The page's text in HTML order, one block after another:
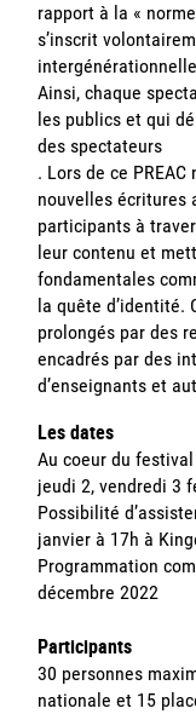
rapport à la «
s’inscrit
Ainsi, chaque
les publics et qui
des spectateurs
. Lors de ce
nouvelles écritures
participants à
leur contenu et
fondamentales
la quête
prolongés par des
encadrés par des
d’enseignants et
Les dates
Au coeur du
jeudi 2, vendredi 3
Possibilité
janvier à 17h à
Programmation
décembre 2022
Participants
30 personnes
nationale et 15